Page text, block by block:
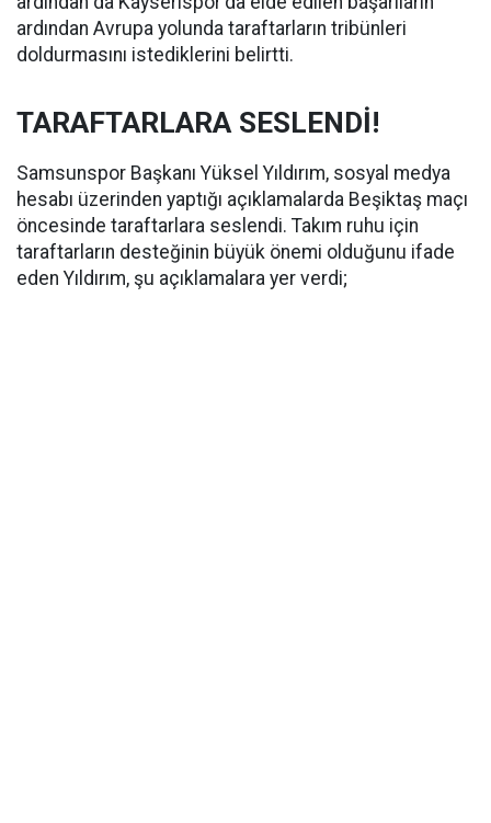
ardından Avrupa yolunda taraftarların tribünleri
doldurmasını istediklerini belirtti.
TARAFTARLARA SESLENDİ!
Samsunspor Başkanı Yüksel Yıldırım, sosyal medya
hesabı üzerinden yaptığı açıklamalarda Beşiktaş maçı
öncesinde taraftarlara seslendi. Takım ruhu için
taraftarların desteğinin büyük önemi olduğunu ifade
eden Yıldırım, şu açıklamalara yer verdi;